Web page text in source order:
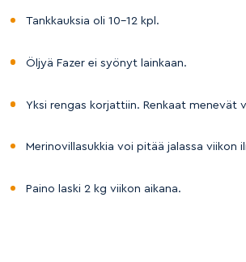
Tankkauksia oli 10-12 kpl.
Öljyä Fazer ei syönyt lainkaan.
Yksi rengas korjattiin. Renkaat menevät
Merinovillasukkia voi pitää jalassa viikon
Paino laski 2 kg viikon aikana.